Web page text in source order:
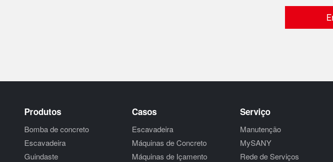
Produtos
Bomba de concreto
Escavadeira
Guindaste
Casos
Escavadeira
Máquinas de Concreto
Máquinas de Içamento
Serviço
Manutenção
MySANY
Rede de Serviços